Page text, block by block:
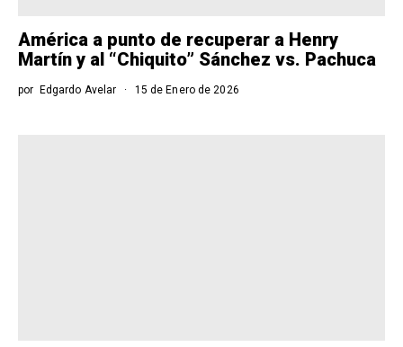
América a punto de recuperar a Henry
Martín y al “Chiquito” Sánchez vs. Pachuca
por Edgardo Avelar 15 de Enero de 2026